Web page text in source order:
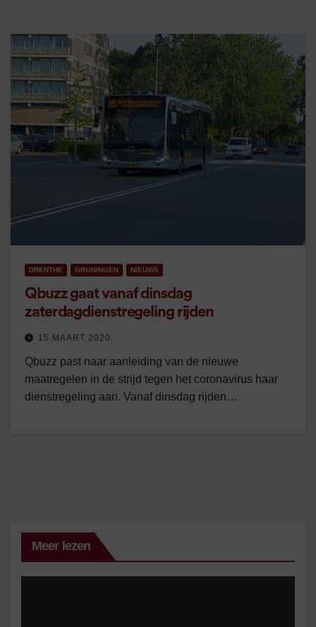
DRENTHE GRONINGEN NIEUWS
Qbuzz gaat vanaf dinsdag
zaterdagdienstregeling rijden
15 MAART 2020
Qbuzz past naar aanleiding van de nieuwe
maatregelen in de strijd tegen het coronavirus haar
dienstregeling aan. Vanaf dinsdag rijden…
Meer lezen